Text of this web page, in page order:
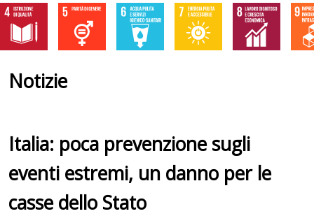
Notizie
Italia: poca prevenzione sugli
eventi estremi, un danno per le
casse dello Stato